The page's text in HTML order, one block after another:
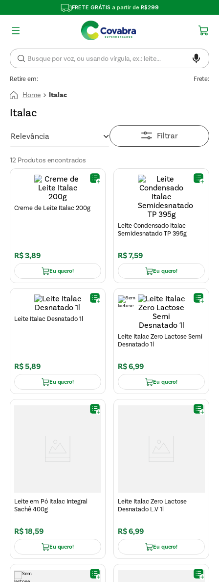
FRETE GRÁTIS a partir de R$299
Retire em: Frete:
Italac
Italac
Relevância Filtrar
12 Produtos
Creme de Leite Italac 200g
R$3,89
Eu quero!
Leite Condensado Italac
Semidesnatado TP 395g
R$7,59
Eu quero!
Leite Italac Desnatado 1l
R$5,89
Eu quero!
Leite Italac Zero Lactose Semi
Desnatado 1l
R$6,99
Eu quero!
Leite em Pó Italac Integral
Sachê 400g
R$18,59
Eu quero!
Leite Italac Zero Lactose
Desnatado L.V 1l
R$6,99
Eu quero!